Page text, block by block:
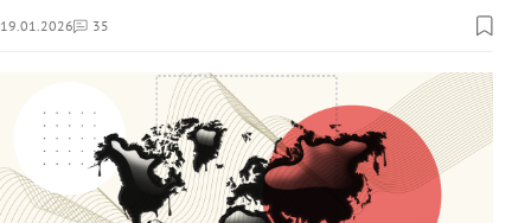
19.01.2026 35
Kommentare